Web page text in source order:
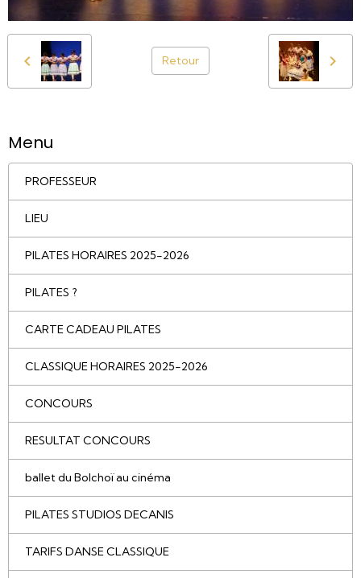
Retour
Menu
PROFESSEUR
LIEU
PILATES HORAIRES 2025-2026
PILATES ?
CARTE CADEAU PILATES
CLASSIQUE HORAIRES 2025-2026
CONCOURS
RESULTAT CONCOURS
ballet du Bolchoï au cinéma
PILATES STUDIOS DECANIS
TARIFS DANSE CLASSIQUE